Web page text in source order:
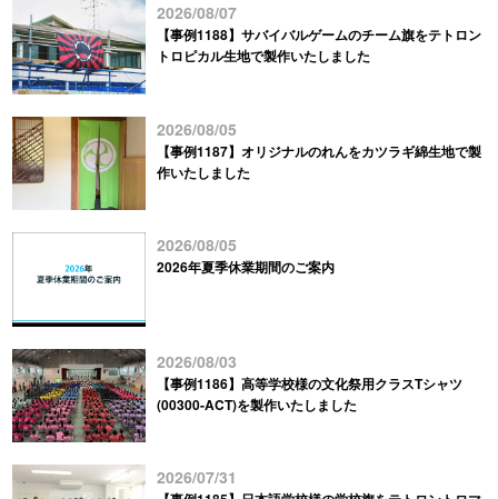
2026/08/07
【事例1188】サバイバルゲームのチーム旗をテトロン
トロピカル生地で製作いたしました
2026/08/05
【事例1187】オリジナルのれんをカツラギ綿生地で製
作いたしました
2026/08/05
2026年夏季休業期間のご案内
2026/08/03
【事例1186】高等学校様の文化祭用クラスTシャツ
(00300-ACT)を製作いたしました
2026/07/31